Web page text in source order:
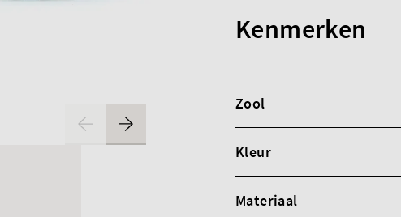
Kenmerken
Zool
Kleur
Materiaal